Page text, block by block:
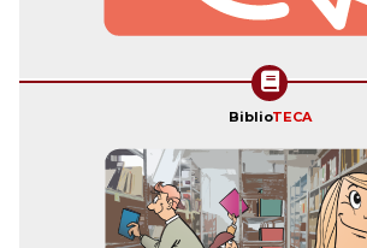
BiblioTECA